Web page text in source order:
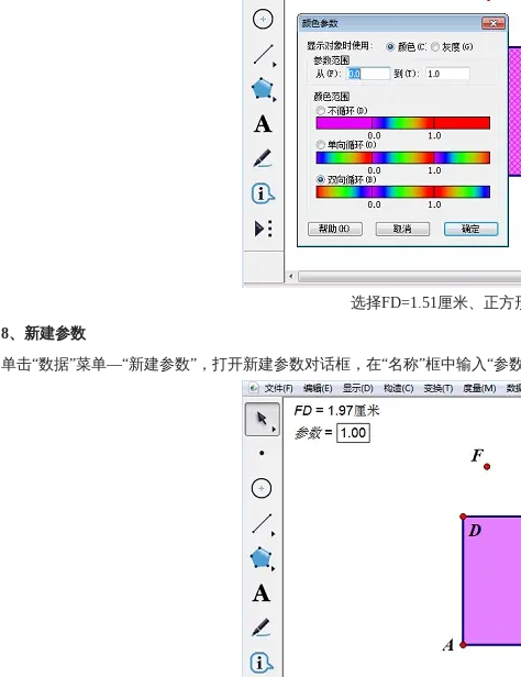
选择FD=1.51厘米、正
8、新建参数
单击“数据”菜单—“新建参数”，打开新建参数对话框，在“名称”框中输入“参